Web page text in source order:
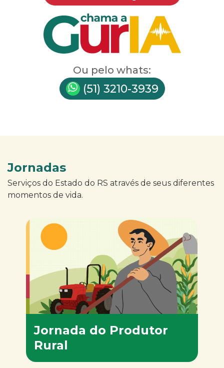
Ou pelo whats:
(51) 3210-3939
Jornadas
Serviços do Estado do RS através de seus diferentes
momentos de vida.
Jornada do Produtor
Rural